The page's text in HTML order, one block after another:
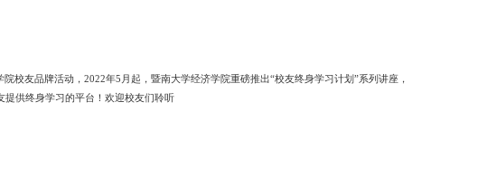
校友品牌活动，2022年5月起，暨南大学经济学院重磅推出“校友终身学习计划”系列讲座，
提供终身学习的平台！欢迎校友们聆听